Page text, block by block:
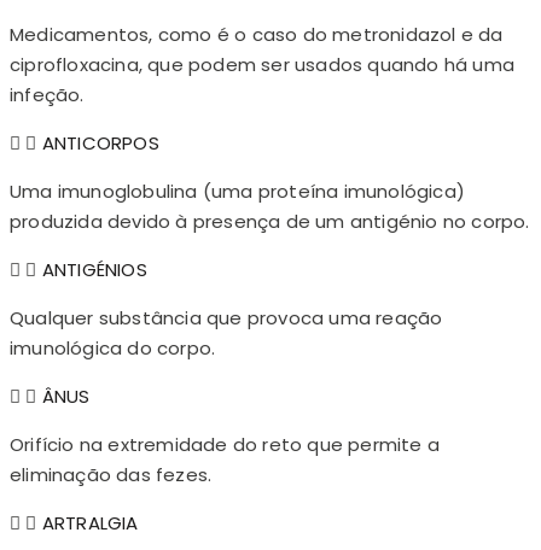
Medicamentos, como é o caso do metronidazol e da
ciprofloxacina, que podem ser usados quando há uma
infeção.
ANTICORPOS
Uma imunoglobulina (uma proteína imunológica)
produzida devido à presença de um antigénio no corpo.
ANTIGÉNIOS
Qualquer substância que provoca uma reação
imunológica do corpo.
ÂNUS
Orifício na extremidade do reto que permite a
eliminação das fezes.
ARTRALGIA